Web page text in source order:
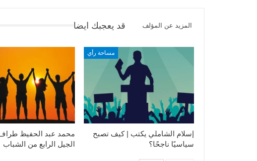
قد يعجبك ايضا المزيد عن المؤلف
محمد عبد الحفيظ
الجيل الرابع من الشباب
مساحة رأي
إسلام الشاملي يكتب | كيف تصبح
سياسيًا ناجحًا؟